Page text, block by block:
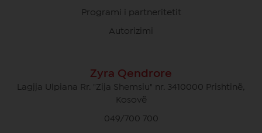
Programi i partneritetit
Autorizimi
Zyra Qendrore
Lagjja Ulpiana Rr. "Zija Shemsiu" nr. 3410000 Prishtinë,
Kosovë
049/700 700